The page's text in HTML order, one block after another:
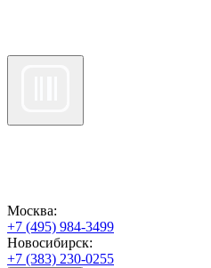
Москва:
+7 (495) 984-3499
Новосибирск:
+7 (383) 230-0255